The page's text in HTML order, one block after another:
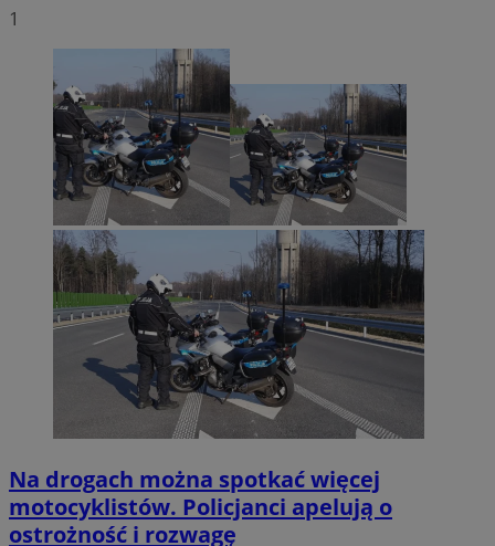
1
Na drogach można spotkać więcej
motocyklistów. Policjanci apelują o
ostrożność i rozwagę